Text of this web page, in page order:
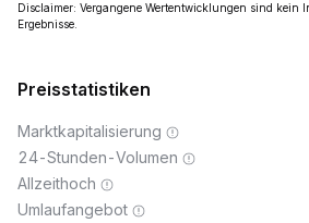
Disclaimer: Vergangene Wertentwicklungen sind
Ergebnisse.
Preisstatistiken
Marktkapitalisierung
24-Stunden-Volumen
Allzeithoch
Umlaufangebot